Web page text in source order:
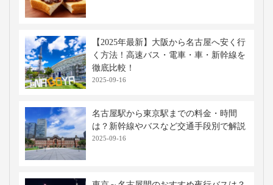
【2025年最新】大阪から名古屋へ安く行
く方法！高速バス・電車・車・新幹線を
徹底比較！
2025-09-16
名古屋駅から東京駅までの料金・時間
は？新幹線やバスなど交通手段別で解説
2025-09-16